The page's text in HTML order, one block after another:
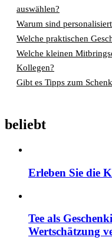
auswählen?
Warum sind
Welche praktischen
Welche kleinen
Kollegen?
Gibt es Tipps zum
beliebt
Erleben Sie die
Tee als
Wertschätzung